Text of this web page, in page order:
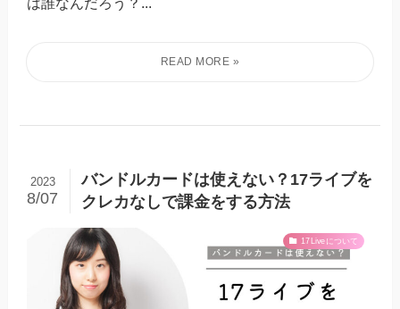
バンドルカードは使えない？17ライブを
クレカなしで課金をする方法
2023
8/07
17Liveについて